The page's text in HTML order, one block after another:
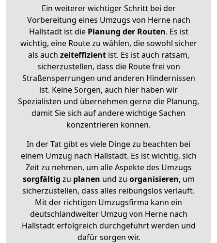
Ein weiterer wichtiger Schritt bei der
Vorbereitung eines Umzugs von Herne nach
Hallstadt ist diePlanung der Routen. Es ist
wichtig, eine Route zu wählen, die sowohl sicher
als auch zeiteffizientist. Es ist auch ratsam,
sicherzustellen, dass die Route frei von
Straßensperrungen und anderen Hindernissen
ist. Keine Sorgen, auch hier haben wir
Spezialisten und übernehmen gerne die Planung,
damit Sie sich auf andere wichtige Sachen
konzentrieren können.
In der Tat gibt es viele Dinge zu beachten bei
einem Umzug nach Hallstadt. Es ist wichtig, sich
Zeit zu nehmen, um alle Aspekte des Umzugs
sorgfältig zu planen und zu organisieren, um
sicherzustellen, dass alles reibungslos verläuft.
Mit der richtigen Umzugsfirma kann ein
deutschlandweiter Umzug von Herne nach
Hallstadt erfolgreich durchgeführt werden und
dafür sorgen wir.